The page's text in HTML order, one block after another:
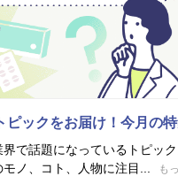
ピックをお届け！今月の
で話題になっているトピッ
ノ、コト、人物に注目...
も